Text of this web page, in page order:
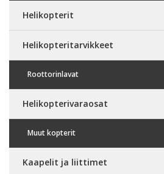
Helikopterit
Helikopteritarvikkeet
Roottorinlavat
Helikopterivaraosat
Muut kopterit
Kaapelit ja liittimet